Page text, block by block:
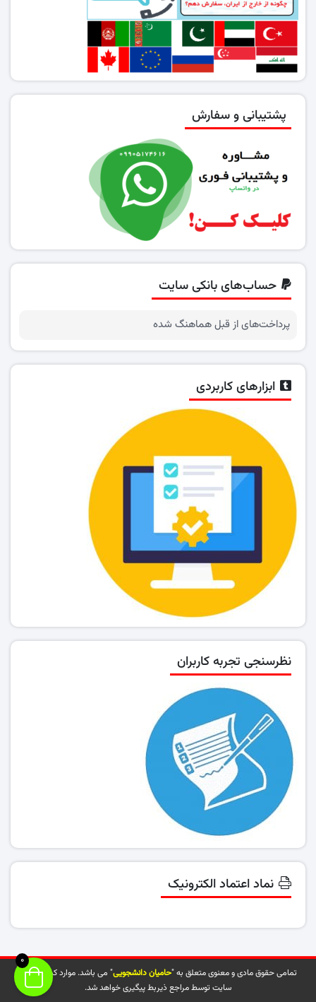
پشتیبانی و سفارش
حساب‌های بانکی سایت
پرداخت‌های از قبل هماهنگ شده
ابزارهای کاربردی
نظرسنجی تجربه کاربران
نماد اعتماد الکترونیک
تمامی حقوق مادی و معنوی متعلق به "حامیان دانشجویی" می باشد. موارد کپی شده از
سایت توسط مراجع ذیربط پیگیری خواهد شد.
0